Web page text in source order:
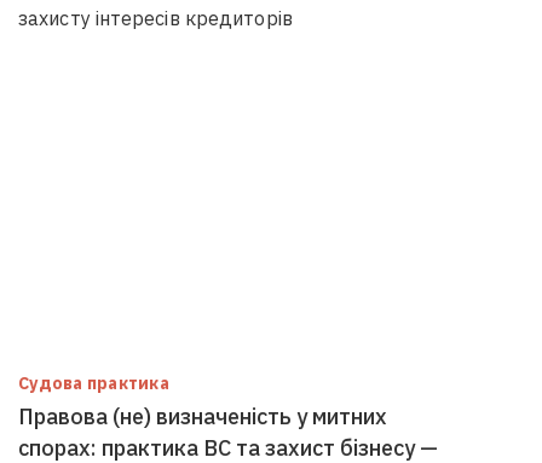
захисту інтересів кредиторів
Судова практика
Правова (не) визначеність у митних
спорах: практика ВС та захист бізнесу —